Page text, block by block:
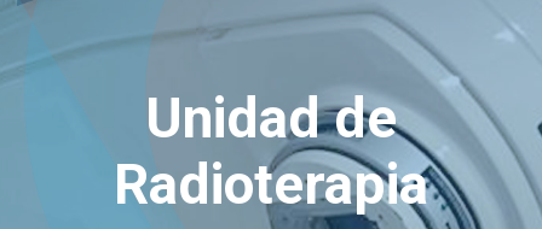
Unidad de
Radioterapia